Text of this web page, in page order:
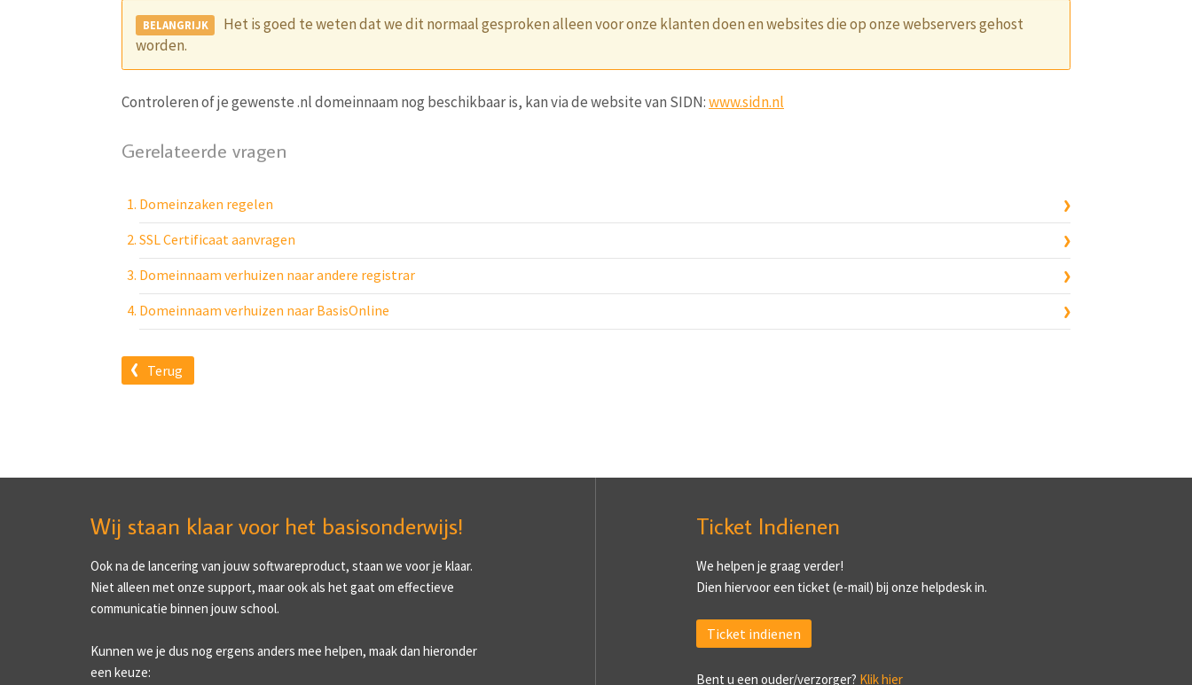
Het is goed te weten dat we dit normaal gesproken alleen voor onze klanten doen en websites die op onze webservers gehost
worden.
Controleren of je gewenste .nl domeinnaam nog beschikbaar is, kan via de website van SIDN:www.sidn.nl
Gerelateerde vragen
Domeinzaken regelen
SSL Certificaat aanvragen
Domeinnaam verhuizen naar andere registrar
Domeinnaam verhuizen naar BasisOnline
Terug
Wij staan klaar voor het basisonderwijs!
Ook na de lancering van jouw softwareproduct, staan we voor je klaar.
Niet alleen met onze support, maar ook als het gaat om effectieve
communicatie binnen jouw school.
Kunnen we je dus nog ergens anders mee helpen, maak dan hieronder
een keuze:
Ticket Indienen
We helpen je graag verder!
Dien hiervoor een ticket (e-mail) bij onze helpdesk in.
Ticket indienen
Bent u een ouder/verzorger? Klik hier